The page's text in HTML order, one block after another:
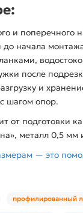
и поперечного
до начала
после
и
шагом опор.
от
металл 0,5
— это
профилированный